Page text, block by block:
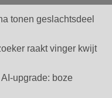
tonen geslachtsdeel
raakt vinger kwijt
upgrade: boze